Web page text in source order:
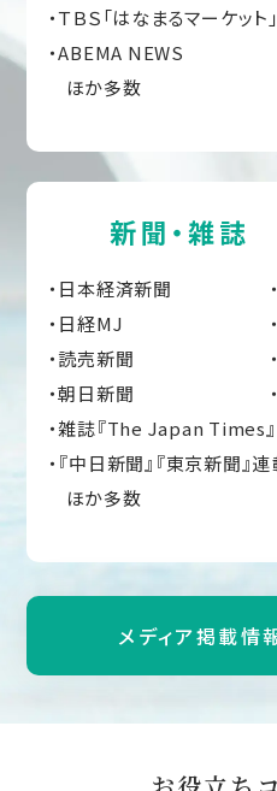
ＴＢＳ「はなまるマーケット」
ABEMA NEWS
ほか多数
新聞・雑誌
日本経済新聞
日経MJ
読売新聞
朝日新聞
雑誌『The Japan Times』
『中日新聞』『東京新聞』連
ほか多数
メディア掲載情